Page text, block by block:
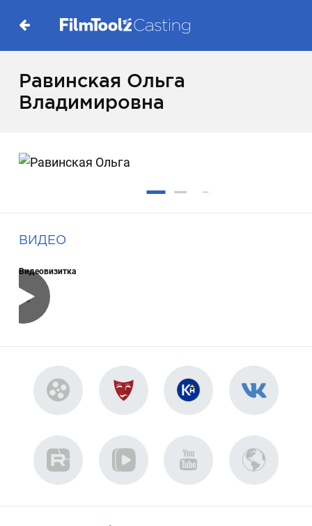
Равинская Ольга
Владимировна
ВИДЕО
Видеовизитка